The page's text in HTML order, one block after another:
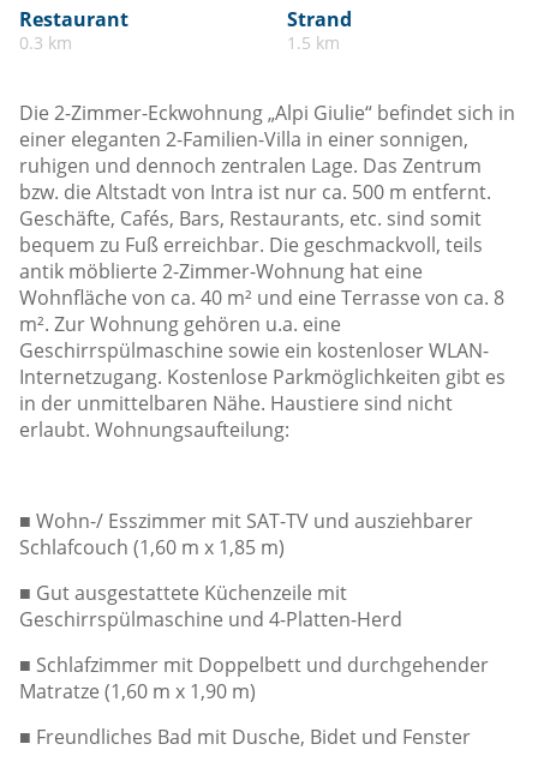
Restaurant
0.3 km
Strand
1.5 km
Die 2-Zimmer-Eckwohnung „Alpi Giulie“ befindet sich in
einer eleganten 2-Familien-Villa in einer sonnigen,
ruhigen und dennoch zentralen Lage. Das Zentrum
bzw. die Altstadt von Intra ist nur ca. 500 m entfernt.
Geschäfte, Cafés, Bars, Restaurants, etc. sind somit
bequem zu Fuß erreichbar. Die geschmackvoll, teils
antik möblierte 2-Zimmer-Wohnung hat eine
Wohnfläche von ca. 40 m² und eine Terrasse von ca. 8
m². Zur Wohnung gehören u.a. eine
Geschirrspülmaschine sowie ein kostenloser WLAN-
Internetzugang. Kostenlose Parkmöglichkeiten gibt es
in der unmittelbaren Nähe. Haustiere sind nicht
erlaubt. Wohnungsaufteilung:
■ Wohn-/ Esszimmer mit SAT-TV und ausziehbarer
Schlafcouch (1,60 m x 1,85 m)
■ Gut ausgestattete Küchenzeile mit
Geschirrspülmaschine und 4-Platten-Herd
■ Schlafzimmer mit Doppelbett und durchgehender
Matratze (1,60 m x 1,90 m)
■ Freundliches Bad mit Dusche, Bidet und Fenster